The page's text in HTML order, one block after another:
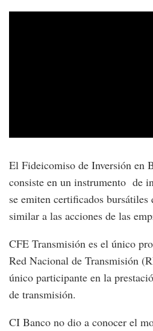
El Fideicomiso de Inversión en
consiste en un instrumento de
se emiten certificados bursátiles
similar a las acciones de las
CFE Transmisión es el único
Red Nacional de Transmisión
único participante en la
de transmisión.
CI Banco no dio a conocer el